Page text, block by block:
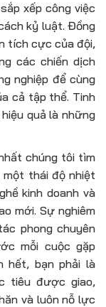
xếp công việc
kỷ luật. Đồng
tích cực của đội,
các chiến dịch
nghiệp để cùng
cả tập thể. Tinh
quả là những
chúng tôi tìm
một thái độ nhiệt
kinh doanh và
mới. Sự nghiêm
phong chuyên
mỗi cuộc gặp
hết, bạn phải là
tiêu được giao,
và luôn nỗ lực